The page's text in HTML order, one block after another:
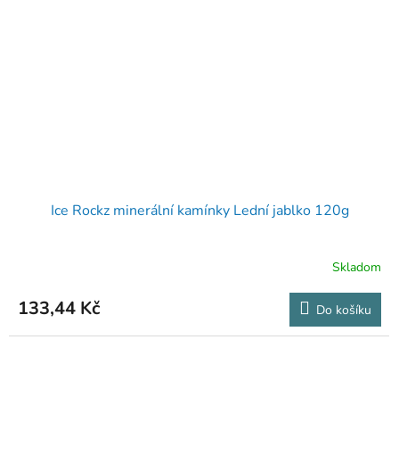
Ice Rockz minerální kamínky Lední jablko 120g
Skladom
133,44 Kč Do košíku